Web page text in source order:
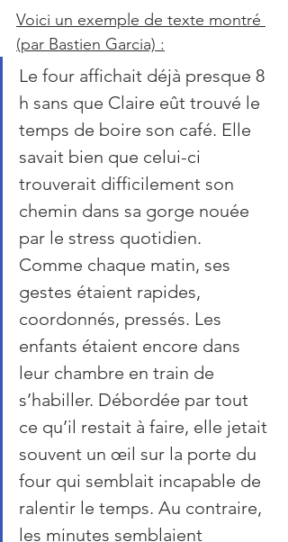
Voici un exemple de texte montré
(par Bastien Garcia) :
Le four affichait déjà presque 8
h sans que Claire eût trouvé le
temps de boire son café. Elle
savait bien que celui-ci
trouverait difficilement son
chemin dans sa gorge nouée
par le stress quotidien.
Comme chaque matin, ses
gestes étaient rapides,
coordonnés, pressés. Les
enfants étaient encore dans
leur chambre en train de
s’habiller. Débordée par tout
ce qu’il restait à faire, elle jetait
souvent un œil sur la porte du
four qui semblait incapable de
ralentir le temps. Au contraire,
les minutes semblaient